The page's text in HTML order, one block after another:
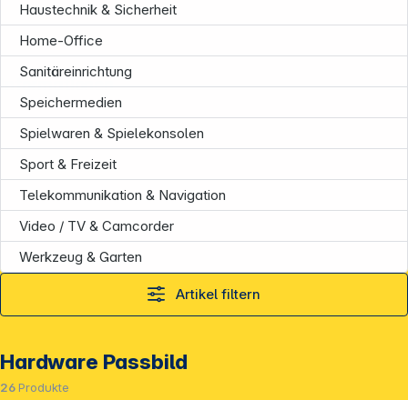
Haustechnik & Sicherheit
Home-Office
Sanitäreinrichtung
Speichermedien
Spielwaren & Spielekonsolen
Sport & Freizeit
Telekommunikation & Navigation
Video / TV & Camcorder
Werkzeug & Garten
Artikel filtern
Hardware Passbild
26 Produkte
Informationen